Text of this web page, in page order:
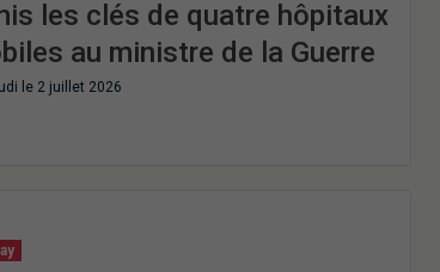
les clés de quatre hôpitaux
au ministre de la Guerre
le 2 juillet 2026